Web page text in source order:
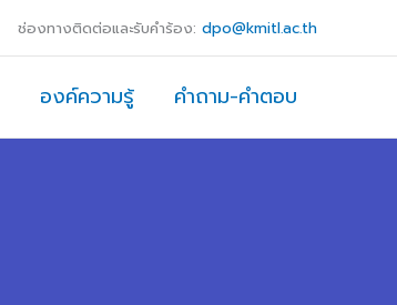
ช่องทางติดต่อและรับคำร้อง: dpo@kmitl.ac.th
องค์ความรู้ คำถาม-คำตอบ